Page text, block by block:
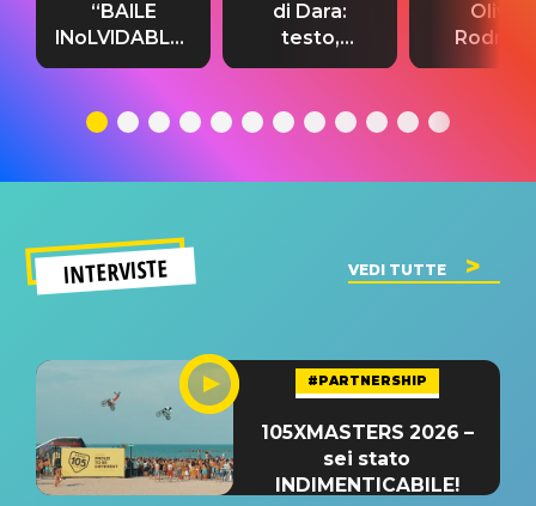
“BAILE
INoLVIDABLE”:
testo,
significato
di Dara:
testo,
traduzione e
del singolo
Olivia
testo,
INTERVISTE VEDI TUTTE
#PARTNERSHIP
105XMASTERS 2026 –
sei stato
INDIMENTICABILE!